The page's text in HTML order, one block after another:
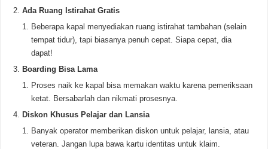
Ada Ruang Istirahat Gratis
Beberapa kapal menyediakan ruang istirahat tambahan (selain
tempat tidur), tapi biasanya penuh cepat. Siapa cepat, dia
dapat!
Boarding Bisa Lama
Proses naik ke kapal bisa memakan waktu karena pemeriksaan
ketat. Bersabarlah dan nikmati prosesnya.
Diskon Khusus Pelajar dan Lansia
Banyak operator memberikan diskon untuk pelajar, lansia, atau
veteran. Jangan lupa bawa kartu identitas untuk klaim.